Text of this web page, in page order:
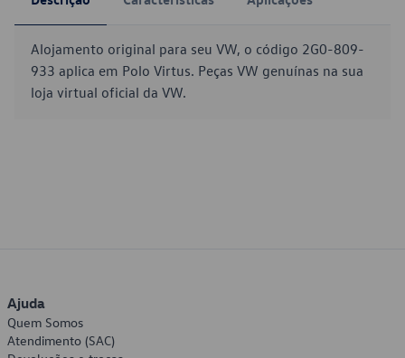
Alojamento original para seu VW, o código 2G0-809-
933 aplica em Polo Virtus. Peças VW genuínas na sua
loja virtual oficial da VW.
Ajuda
Quem Somos
Atendimento (SAC)